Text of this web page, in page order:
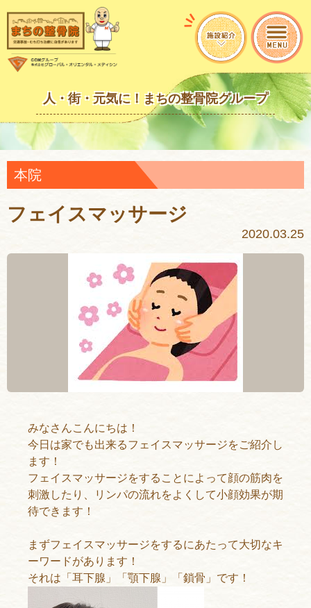
人・街・元気に！まちの整骨院グループ
本院
フェイスマッサージ
2020.03.25
みなさんこんにちは！
今日は家でも出来るフェイスマッサージをご紹介し
ます！
フェイスマッサージをすることによって顔の筋肉を
刺激したり、リンパの流れをよくして小顔効果が期
待できます！
まずフェイスマッサージをするにあたって大切なキ
ーワードがあります！
それは「耳下腺」「顎下腺」「鎖骨」です！